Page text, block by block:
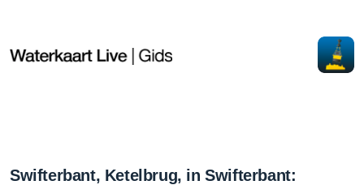
Swifterbant, Ketelbrug, in Swifterbant: